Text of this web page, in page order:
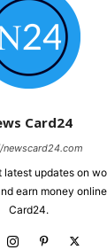
Card24
latest updates on
earn money
Card24.